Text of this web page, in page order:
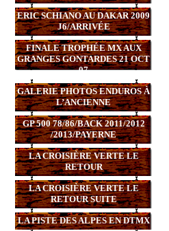
ERIC SCHIANO AU DAKAR 2009
J6/ARRIVÉE
FINALE TROPHÉE MX AUX
GRANGES GONTARDES 21 OCT
07
GALERIE PHOTOS ENDUROS À
L’ANCIENNE
GP 500 78/86/BACK 2011/2012
/2013/PAYERNE
LA CROISIÈRE VERTE LE
RETOUR
LA CROISIÈRE VERTE LE
RETOUR SUITE
LA PISTE DES ALPES EN DTMX